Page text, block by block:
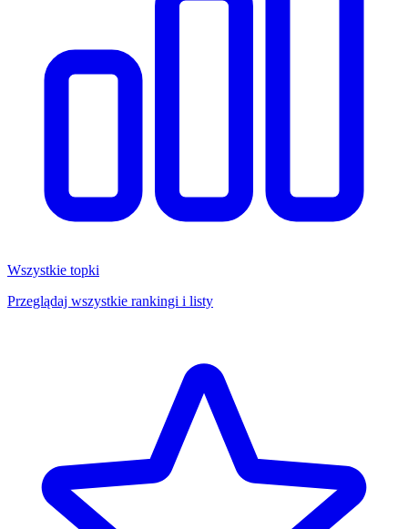
Wszystkie topki
Przeglądaj wszystkie rankingi i listy